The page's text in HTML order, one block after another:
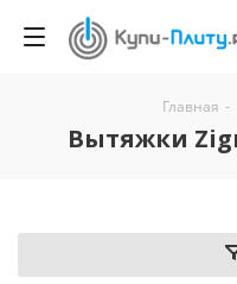
Главная -
Вытяжки